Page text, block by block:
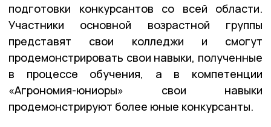
подготовки конкурсантов со всей области.
Участники основной возрастной группы
представят свои колледжи и смогут
продемонстрировать свои навыки, полученные
в процессе обучения, а в компетенции
«Агрономия-юниоры» свои навыки
продемонстрируют более юные конкурсанты.